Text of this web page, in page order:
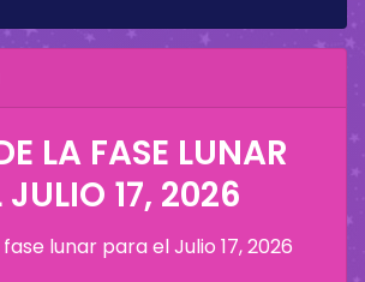
LA FASE LUNAR
JULIO 17, 2026
lunar para elJulio 17, 2026